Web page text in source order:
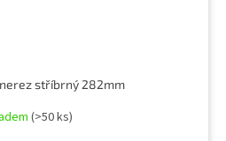
stříbrný 282mm
(>50 ks)